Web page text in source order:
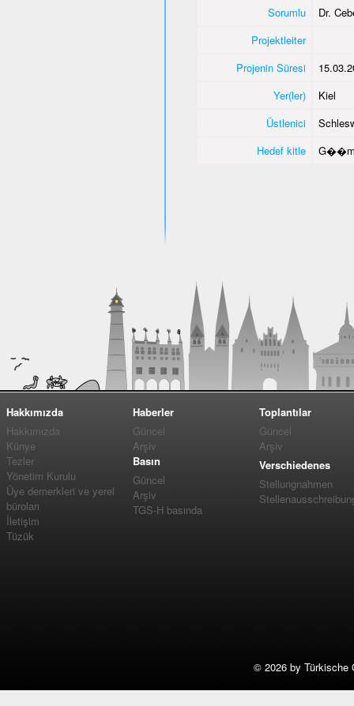
Sorumlu
Dr.
Projektleiter
Projenin Süresi
Yer(ler)
Kiel
Üstlenici
Hedef kitle
Hakkımızda
Hakkımızda
Künye
Tezler
Yönetim Kurulu
Üye dernerkleri ve yerel
büroları
İletişim
Tüzük
Haberler
Güncel
Arşiv
Basın
Güncel
Arşiv
TGS-H basında
Toplantılar
Güncel
Arşiv
Verschiedenes
Stellungnahmen
© 2026 by Türkische